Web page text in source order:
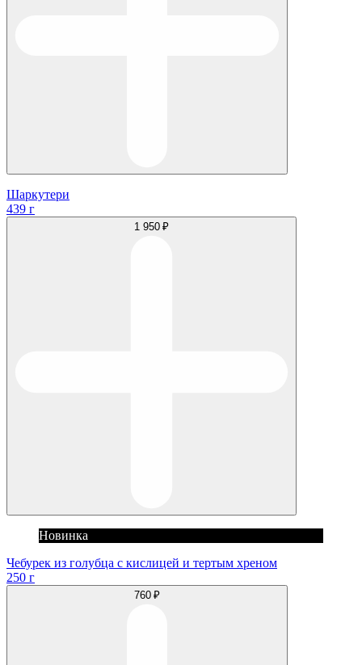
Шаркутери
439 г
1 950 ₽
Новинка
Чебурек из голубца с кислицей и тертым хреном
250 г
760 ₽